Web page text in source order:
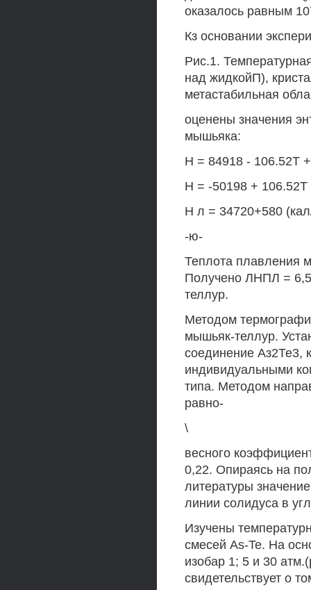
оказалось равным
Кз основании
Рис.1.
над жидкойП),
метастабильная
оценены значения
мышьяка:
Н = 84918 - 106.52Т
Н = -50198 +
Н л = 34720+580
-ю-
Теплота плавления
Получено ЛНПЛ =
теллур.
Методом
мышьяк-теллур.
соединение Аз2Те3,
индивидуальными
типа. Методом
равно-
\
весного
0,22. Опираясь на
литературы
линии солидуса в
Изучены
смесей As-Te. На
изобар 1; 5 и 30
свидетельствует о